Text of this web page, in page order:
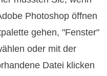
Photoshop öffnen
gehen, "Fenster"
oder mit der
Datei klicken